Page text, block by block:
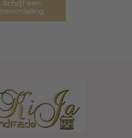
Schrijf een
beoordeling